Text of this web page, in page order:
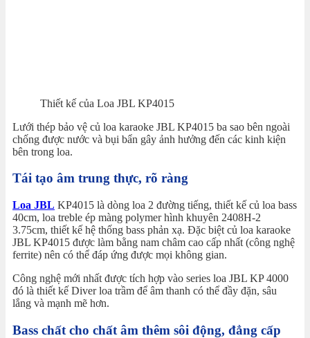
Thiết kế của Loa JBL KP4015
Lưới thép bảo vệ củ loa karaoke JBL KP4015 ba sao bên ngoài
chống được nước và bụi bẩn gây ảnh hưởng đến các kinh kiện
bên trong loa.
Tái tạo âm trung thực, rõ ràng
Loa JBL KP4015 là dòng loa 2 đường tiếng, thiết kế củ loa bass
40cm, loa treble ép màng polymer hình khuyên 2408H-2
3.75cm, thiết kế hệ thống bass phản xạ. Đặc biệt củ loa karaoke
JBL KP4015 được làm bằng nam châm cao cấp nhất (công nghệ
ferrite) nên có thể đáp ứng được mọi không gian.
Công nghệ mới nhất được tích hợp vào series loa JBL KP 4000
đó là thiết kế Diver loa trầm để âm thanh có thể đầy đặn, sâu
lắng và mạnh mẽ hơn.
Bass chất cho chất âm thêm sôi động, đẳng cấp